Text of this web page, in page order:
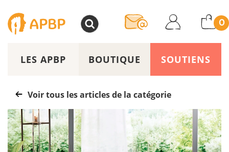
0
LES APBP BOUTIQUE SOUTIENS
Voir tous les articles de la catégorie